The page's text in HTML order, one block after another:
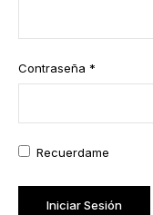
Contraseña *
Recuerdame